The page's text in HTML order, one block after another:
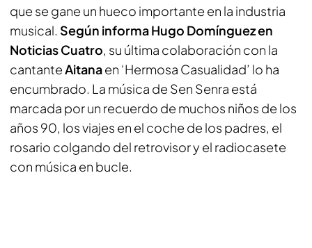
que se gane un hueco importante en la industria
musical. Según informa Hugo Domínguez en
Noticias Cuatro, su última colaboración con la
cantanteAitanaen ‘Hermosa Casualidad’ lo ha
encumbrado. La música de Sen Senra está
marcada por un recuerdo de muchos niños de los
años 90, los viajes en el coche de los padres, el
rosario colgando del retrovisor y el radiocasete
con música en bucle.